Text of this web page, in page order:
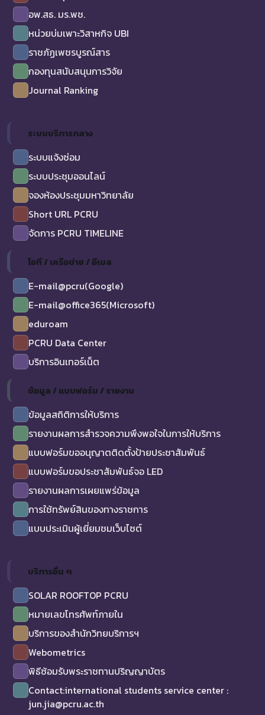
อพ.สธ. มร.พช.
หน่วยบ่มเพาะวิสาหกิจ UBI
ราชภัฏเพชรบูรณ์สาร
กองทุนสนับสนุนการวิจัย
Journal Ranking
ระบบบริการกลาง
ระบบแจ้งซ่อม
ระบบประชุมออนไลน์
จองห้องประชุมมหาวิทยาลัย
Short URL PCRU
จัดการ PCRU TIMELINE
ไอที / เครือข่าย / อีเมล
E-mail@pcru(Google)
E-mail@office365(Microsoft)
eduroam
PCRU Data Center
บริการอินเทอร์เน็ต
ข้อมูล / แบบฟอร์ม / รายงาน
ข้อมูลสถิติการให้บริการ
รายงานผลการสำรวจความพึงพอใจในการให้บริการ
แบบฟอร์มขออนุญาตติดตั้งป้ายประชาสัมพันธ์
แบบฟอร์มขอประชาสัมพันธ์จอ LED
รายงานผลการเผยแพร่ข้อมูล
การใช้ทรัพย์สินของทางราชการ
แบบประเมินผู้เยี่ยมชมเว็บไซต์
บริการอื่น ๆ
SOLAR ROOFTOP PCRU
หมายเลขโทรศัพท์ภายใน
บริการของสำนักวิทยบริการฯ
Webometrics
พิธีซ้อมรับพระราชทานปริญญาบัตร
Contact:international students service center :
jun.jia@pcru.ac.th